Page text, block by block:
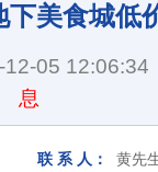
下美食城低
05 12:06:34
息
联 系 人：
黄先